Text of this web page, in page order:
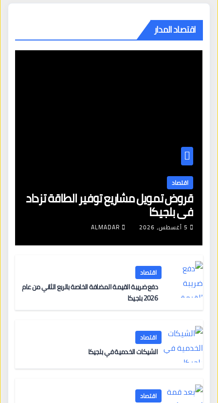
اقتصاد المدار
اقتصاد
قروض تمويل مشاريع توفير الطاقة تزداد
في بلجيكا
5 أغسطس، 2026 ALMADAR
اقتصاد
دفع ضريبة القيمة المضافة الخاصة بالربع الثاني من عام
2026 بلجيكا
اقتصاد
الشيكات الخدمية في بلجيكا
اقتصاد